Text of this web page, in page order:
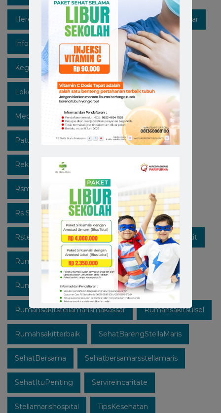
Hereforyou Hidupsehat Hospitalinmakassar
Infokesehatan Informasi Instagram
Kegiatan Lawan Covid-19 Likeforfollow
Lokermakassar Makassar Mediaedukasi
Medicalcheckup Open Recruitment
Patuhi Protokol Promo Recruitment
Rekrutmen Karyawan Baru Rsmakassar
Rsmakassarramah Rssm Rsstellamaris
Rs Stella Maris Rsstellamarismakassar
Rsterbaik Rsterbaikdimakassar Rumahsakit
Rumahsakitkatolik Rumahsakitmakassar
Rumahsakitstellamaris
Rumahsakitstellamarismakassar Rumahsakitsulsel
Rumahsakitterbaik SehatBarengStellaMaris
SehatBersama Sehatbersamarsstellamaris
SehatItuPenting Servireincaritate
Stellamarishospital TipsKesehatan